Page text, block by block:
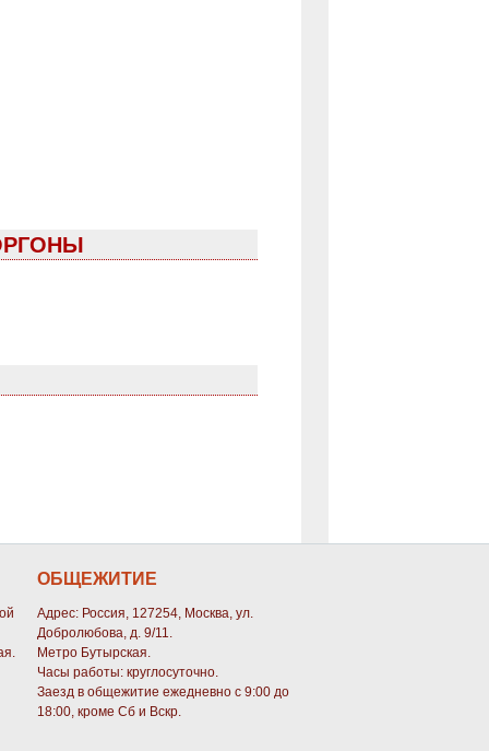
ОБЩЕЖИТИЕ
Адрес: Россия, 127254, Москва, ул.
Добролюбова, д. 9/11.
Метро Бутырская.
Часы работы: круглосуточно.
Заезд в общежитие ежедневно с 9:00 до
18:00, кроме Сб и Вскр.